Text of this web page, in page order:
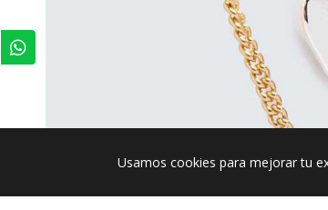
Usamos cookies para mejorar tu